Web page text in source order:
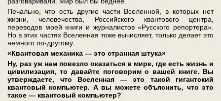
Печально, что есть другие части Вселенной, в которых нет
жизни, человечества, Российского квантового центра,
переводов моей книги и журналистов «Русского репортера».
Но в этих частях Вселенная тоже вычисляет, только делает это
немного по-другому.
«Квантовая механика — это странная штука»
Ну, раз уж нам повезло оказаться в мире, где есть жизнь и
цивилизация, то давайте поговорим о вашей книге. Вы
утверждаете, что Вселенная — это такой гигантский
квантовый компьютер. А вы можете объяснить, что это
такое — квантовый компьютер?